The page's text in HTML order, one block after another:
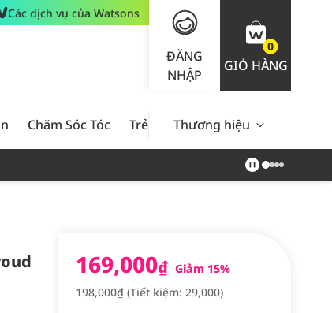
Các dịch vụ của Watsons
ĐĂNG
NHẬP
0
GIỎ HÀNG
Chăm Sóc Tóc Trẻ Em Nam Giới Chăm Sóc
Thương hiệu
169,000₫ Giảm 15%
198,000₫(Tiết kiệm: 29,000)